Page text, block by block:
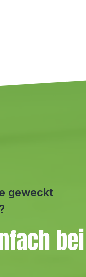
geweckt
bei